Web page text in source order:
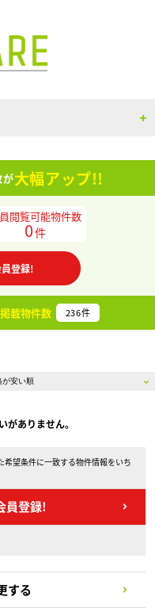
が大幅アップ!!
閲覧可能物件数
0件
登録!
載物件数 236件
がありません。
望条件に一致する物件情報をいち
員登録!
する